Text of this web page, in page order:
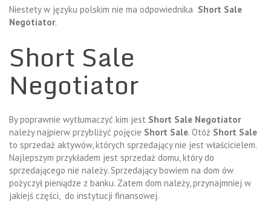
Niestety w języku polskim nie ma odpowiednika Short Sale
Negotiator.
Short Sale
Negotiator
By poprawnie wytłumaczyć kim jest Short Sale Negotiator
należy najpierw przybliżyć pojęcie Short Sale. Otóż Short Sale
to sprzedaż aktywów, których sprzedający nie jest właścicielem.
Najlepszym przykładem jest sprzedaż domu, który do
sprzedającego nie należy. Sprzedający bowiem na dom ów
pożyczył pieniądze z banku. Zatem dom należy, przynajmniej w
jakiejś części, do instytucji finansowej.